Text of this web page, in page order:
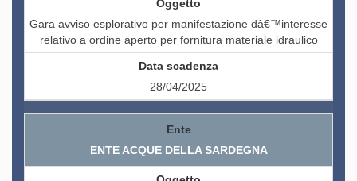
Gara avviso esplorativo per manifestazione dâ€™interesse
relativo a ordine aperto per fornitura materiale idraulico
28/04/2025
ENTE ACQUE DELLA SARDEGNA